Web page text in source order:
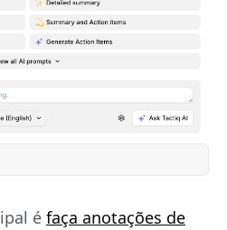
é faça anotações de